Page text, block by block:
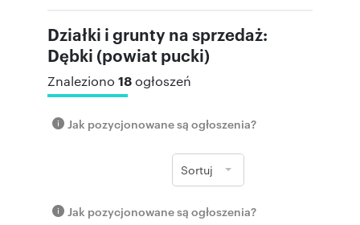
Działki i grunty na sprzedaż:
Dębki (powiat pucki)
Znaleziono 18ogłoszeń
Jak pozycjonowane są ogłoszenia?
Sortuj
Jak pozycjonowane są ogłoszenia?